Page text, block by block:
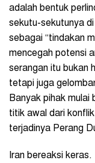
adalah bentuk
sekutu-sekutunya
sebagai “tindakan
mencegah potensi
serangan itu bukan
tetapi juga
Banyak pihak mulai
titik awal dari
terjadinya Perang
Iran bereaksi